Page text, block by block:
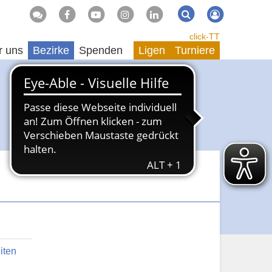
Suche Suchen
uns Bezirke Spenden
click-TT
Ligen Turniere